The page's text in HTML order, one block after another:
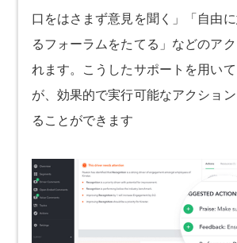
口をはさまず意見を聞く」「自由
るフォーラムをたてる」などのア
れます。こうしたサポートを用い
が、効果的で実行可能なアクショ
ることができます